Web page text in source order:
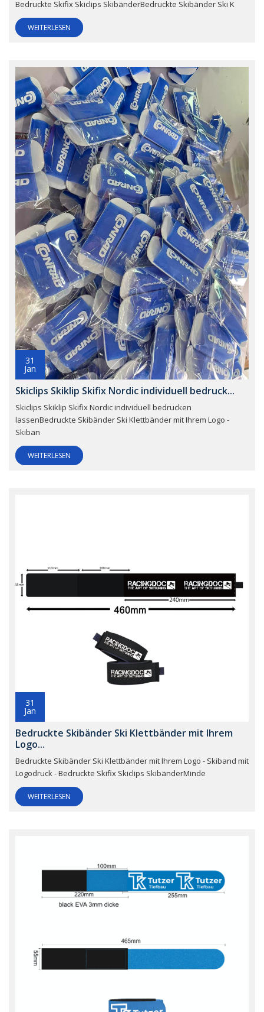
Bedruckte Skifix Skiclips SkibänderBedruckte Skibänder Ski K
WEITERLESEN
31
Jan
Skiclips Skiklip Skifix Nordic individuell bedruck...
Skiclips Skiklip Skifix Nordic individuell bedrucken
lassenBedruckte Skibänder Ski Klettbänder mit Ihrem Logo -
Skiban
WEITERLESEN
31
Jan
Bedruckte Skibänder Ski Klettbänder mit Ihrem
Logo...
Bedruckte Skibänder Ski Klettbänder mit Ihrem Logo - Skiband mit
Logodruck - Bedruckte Skifix Skiclips SkibänderMinde
WEITERLESEN